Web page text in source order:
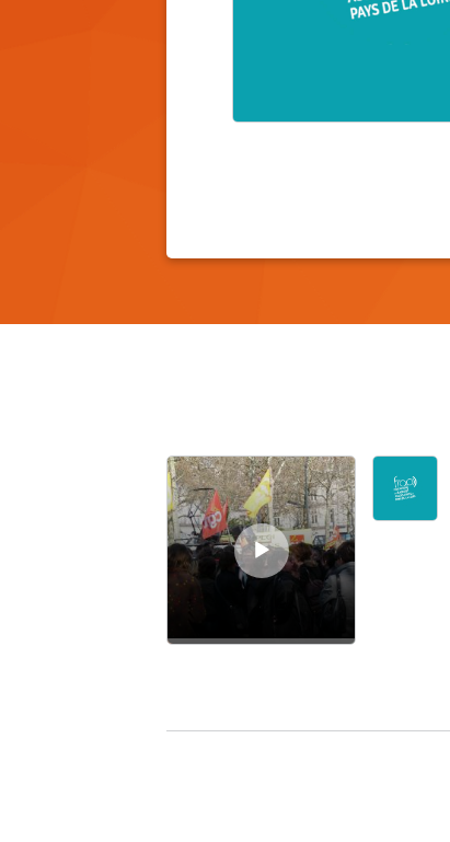
Lecteur audio